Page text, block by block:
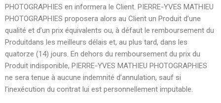
PHOTOGRAPHIES en informera le Client. PIERRE-YVES MATHIEU
PHOTOGRAPHIES proposera alors au Client un Produit d’une
qualité et d’un prix équivalents ou, à défaut le remboursement du
Produitdans les meilleurs délais et, au plus tard, dans les
quatorze (14) jours. En dehors du remboursement du prix du
Produit indisponible, PIERRE-YVES MATHIEU PHOTOGRAPHIES
ne sera tenue à aucune indemnité d’annulation, sauf si
l’inexécution du contrat lui est personnellement imputable.